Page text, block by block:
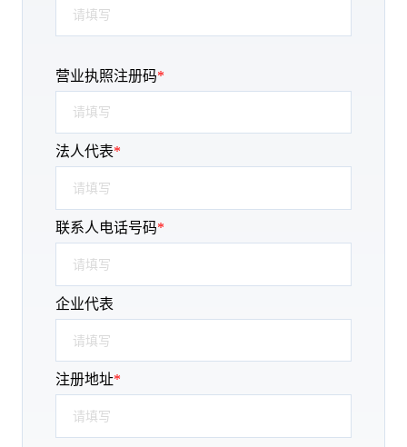
营业执照注册码*
法人代表*
联系人电话号码*
企业代表
注册地址*